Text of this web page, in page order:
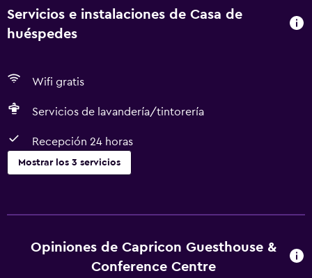
Servicios e instalaciones de Casa de
huéspedes
Wifi gratis
Servicios de lavandería/tintorería
Recepción 24 horas
Mostrar los 3 servicios
Servicios de lavandería/tintorería
Servicios y facilidades
Opiniones de Capricon Guesthouse &
Conference Centre